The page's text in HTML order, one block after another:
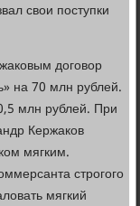
свои поступки
договор
на 70 млн рублей.
млн рублей. При
Кержаков
мягким.
строгого
мягкий